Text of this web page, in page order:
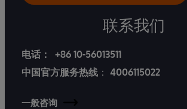
联系我们
电话：
+86 10-56013511
中国官方服务热线 ： 4006115022
一般咨询